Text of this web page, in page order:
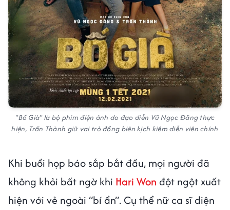
"Bố Già" là bộ phim điện ảnh do đạo diễn Vũ Ngọc Đãng thực
hiện, Trấn Thành giữ vai trò đồng biên kịch kiêm diễn viên chính
Khi buổi họp báo sắp bắt đầu, mọi người đã
không khỏi bất ngờ khi Hari Won đột ngột xuất
hiện với vẻ ngoài “bí ẩn”. Cụ thể nữ ca sĩ diện